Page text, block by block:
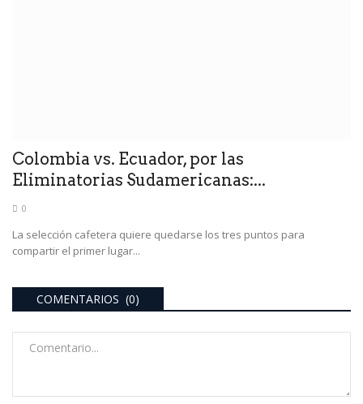
Colombia vs. Ecuador, por las
Eliminatorias Sudamericanas:...
0
La selección cafetera quiere quedarse los tres puntos para
compartir el primer lugar...
COMENTARIOS (0)